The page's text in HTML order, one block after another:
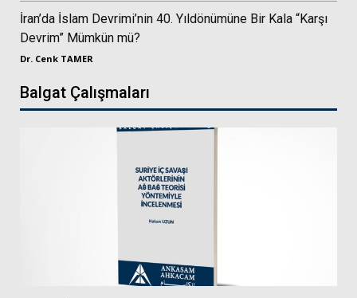
İran’da İslam Devrimi’nin 40. Yıldönümüne Bir Kala “Karşı
Devrim” Mümkün mü?
Dr. Cenk TAMER
Balgat Çalışmaları